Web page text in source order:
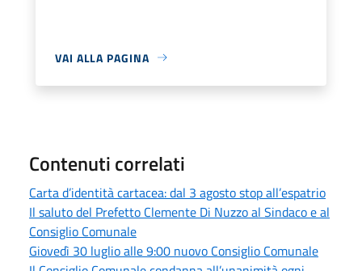
VAI ALLA PAGINA
Contenuti correlati
Carta d’identità cartacea: dal 3 agosto stop all’espatrio
Il saluto del Prefetto Clemente Di Nuzzo al Sindaco e al
Consiglio Comunale
Giovedì 30 luglio alle 9:00 nuovo Consiglio Comunale